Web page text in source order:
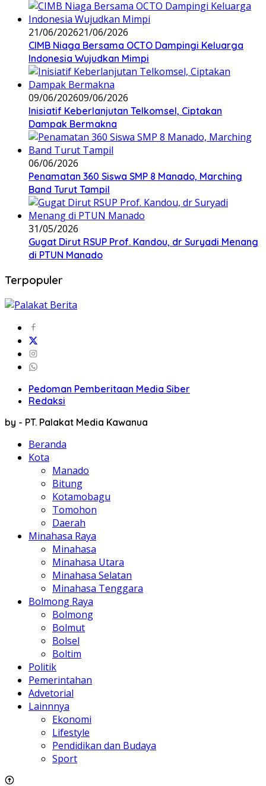
21/06/202621/06/2026
CIMB Niaga Bersama OCTO Dampingi Keluarga
Indonesia Wujudkan Mimpi
09/06/202609/06/2026
Inisiatif Keberlanjutan Telkomsel, Ciptakan
Dampak Bermakna
06/06/2026
Penamatan 360 Siswa SMP 8 Manado, Marching
Band Turut Tampil
31/05/2026
Gugat Dirut RSUP Prof. Kandou, dr Suryadi Menang
di PTUN Manado
Terpopuler
Pedoman Pemberitaan Media Siber
Redaksi
by - PT. Palakat Media Kawanua
Beranda
Kota
Manado
Bitung
Kotamobagu
Tomohon
Daerah
Minahasa Raya
Minahasa
Minahasa Utara
Minahasa Selatan
Minahasa Tenggara
Bolmong Raya
Bolmong
Bolmut
Bolsel
Boltim
Politik
Pemerintahan
Advetorial
Lainnnya
Ekonomi
Lifestyle
Pendidikan dan Budaya
Sport